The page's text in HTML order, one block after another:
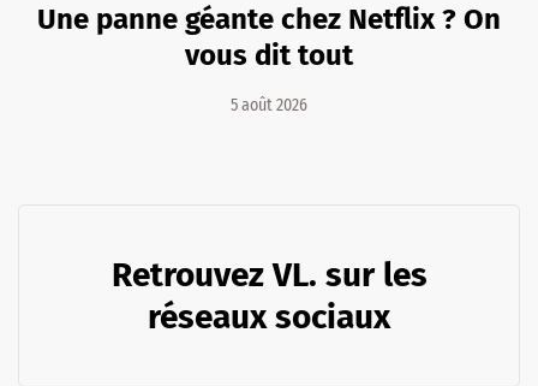
Une panne géante chez Netflix ? On
vous dit tout
5 août 2026
Retrouvez VL. sur les
réseaux sociaux